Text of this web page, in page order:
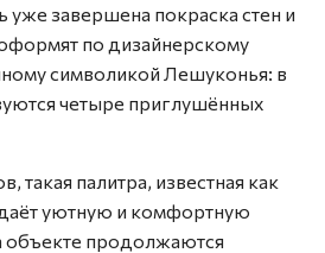
завершена покраска стен и
по дизайнерскому
символикой Лешуконья: в
четыре приглушённых
такая палитра, известная как
уютную и комфортную
объекте продолжаются